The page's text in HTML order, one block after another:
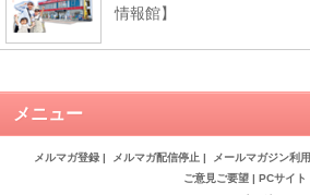
情報館】
メニュー
メルマガ登録 | メルマガ配信停止 | メールマガジン利
ご意見ご要望| PCサイト